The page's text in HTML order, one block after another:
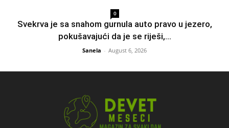
0
Svekrva je sa snahom gurnula auto pravo u jezero,
pokušavajući da je se riješi,...
Sanela - August 6, 2026